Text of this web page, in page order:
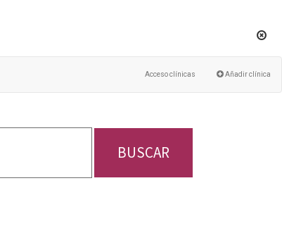
Acceso clínicas Añadir clínica
BUSCAR